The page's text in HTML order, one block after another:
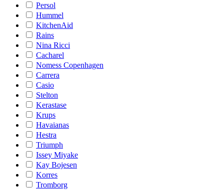
Persol
Hummel
KitchenAid
Rains
Nina Ricci
Cacharel
Nomess Copenhagen
Carrera
Casio
Stelton
Kerastase
Krups
Havaianas
Hestra
Triumph
Issey Miyake
Kay Bojesen
Korres
Tromborg